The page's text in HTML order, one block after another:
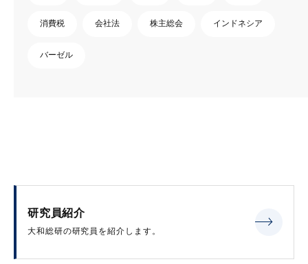
消費税 会社法 株主総会 インドネシア
バーゼル
研究員紹介
大和総研の研究員を紹介します。